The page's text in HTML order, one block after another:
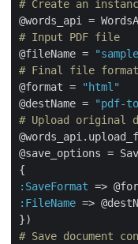
# Create an
# Input PDF file
@fileName =
# Final file format
@format =
"html"
@destName =
"pdf-
# Upload original
@save_options =
:SaveFormat
:FileName =>
# Save document